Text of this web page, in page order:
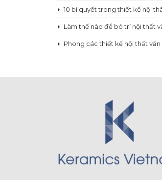
10 bí quyết trong thiết kế nội
Làm thế nào để bó trí nội thất
Phong các thiết kế nội thất văn